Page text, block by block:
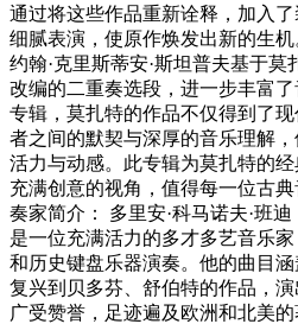
通过将这些作品重新诠释，加入
细腻表演，使原作焕发出新的生
约翰·克里斯蒂安·斯坦普夫基于莫
改编的二重奏选段，进一步丰富
专辑，莫扎特的作品不仅得到了
者之间的默契与深厚的音乐理解
活力与动感。此专辑为莫扎特的经
充满创意的视角，值得每一位古
奏家简介： 多里安·科马诺夫·班迪
是一位充满活力的多才多艺音乐
和历史键盘乐器演奏。他的曲目
复兴到贝多芬、舒伯特的作品，
广受赞誉，足迹遍及欧洲和北美